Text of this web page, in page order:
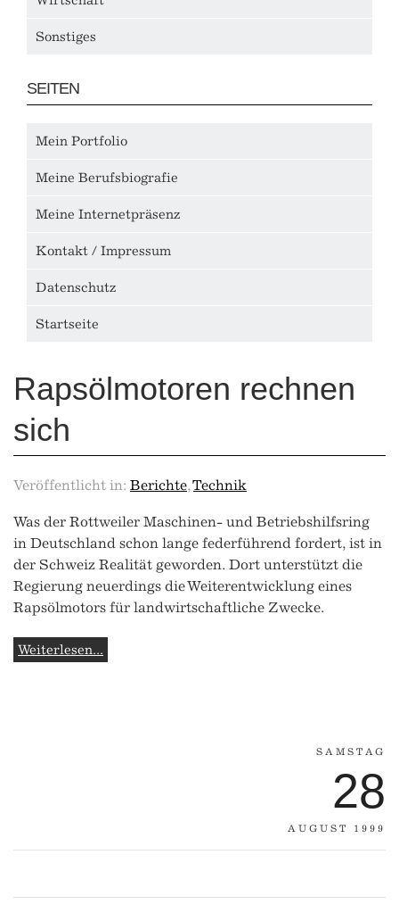
Sonstiges
SEITEN
Mein Portfolio
Meine Berufsbiografie
Meine Internetpräsenz
Kontakt / Impressum
Datenschutz
Startseite
Rapsölmotoren rechnen
sich
Veröffentlicht in: Berichte,Technik
Was der Rottweiler Maschinen- und Betriebshilfsring
in Deutschland schon lange federführend fordert, ist in
der Schweiz Realität geworden. Dort unterstützt die
Regierung neuerdings die Weiterentwicklung eines
Rapsölmotors für landwirtschaftliche Zwecke.
Weiterlesen...
SAMSTAG
28
AUGUST 1999